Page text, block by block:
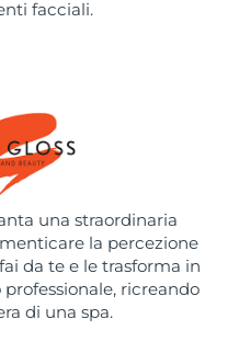
facciali.
una straordinaria
la percezione
da te e le trasforma in
ricreando
di una spa.